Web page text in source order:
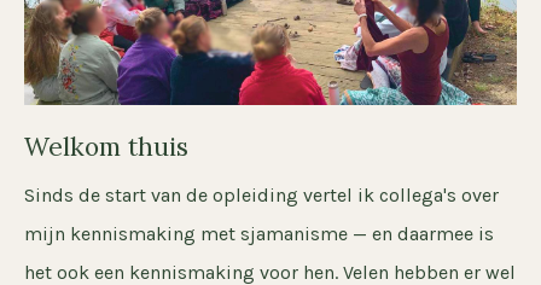
Welkom thuis
Sinds de start van de opleiding vertel ik collega's over
mijn kennismaking met sjamanisme — en daarmee is
het ook een kennismaking voor hen. Velen hebben er wel